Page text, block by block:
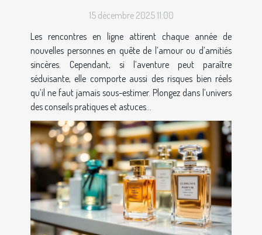
15 décembre 2025 11:00
Les rencontres en ligne attirent chaque année de
nouvelles personnes en quête de l’amour ou d’amitiés
sincères. Cependant, si l’aventure peut paraître
séduisante, elle comporte aussi des risques bien réels
qu’il ne faut jamais sous-estimer. Plongez dans l’univers
des conseils pratiques et astuces...